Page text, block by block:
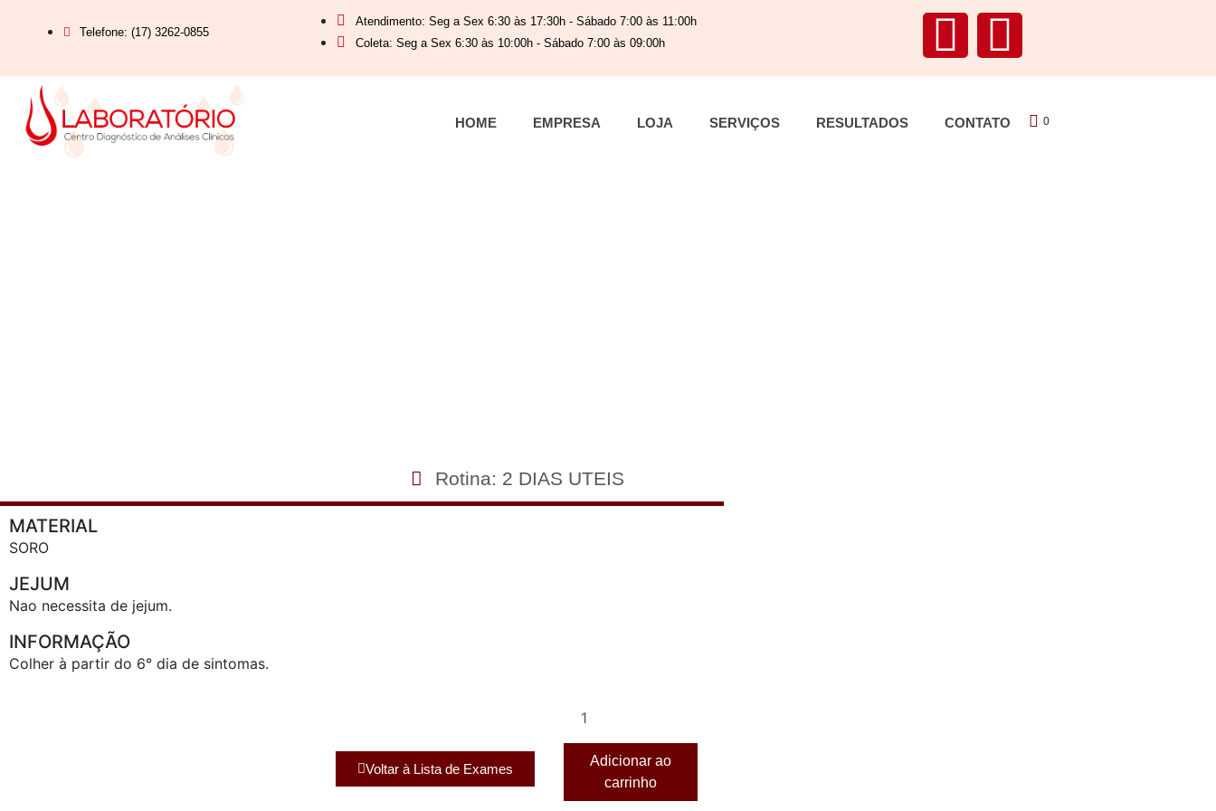
Telefone: (17) 3262-0855
Atendimento: Seg a Sex 6:30 às 17:30h - Sábado 7:00 às 11:00h
Coleta: Seg a Sex 6:30 às 10:00h - Sábado 7:00 às 09:00h
HOME EMPRESA LOJA SERVIÇOS RESULTADOS CONTATO 0
Rotina: 2 DIAS UTEIS
MATERIAL
SORO
JEJUM
Nao necessita de jejum.
INFORMAÇÃO
Colher à partir do 6° dia de sintomas.
Voltar à Lista de Exames
Adicionar ao
carrinho